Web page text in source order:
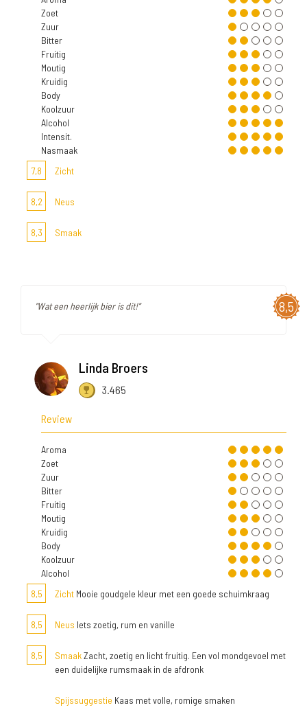
Zoet
Zuur
Bitter
Fruitig
Moutig
Kruidig
Body
Koolzuur
Alcohol
Intensit.
Nasmaak
7,8
Zicht
8,2 Neus
8,3 Smaak
8,5
"Wat een heerlijk bier is dit!"
Linda Broers
3.465
Review
Aroma
Zoet
Zuur
Bitter
Fruitig
Moutig
Kruidig
Body
Koolzuur
Alcohol
8,5
Zicht Mooie goudgele kleur met een goede schuimkraag
8,5 Neus Iets zoetig, rum en vanille
8,5 SmaakZacht, zoetig en licht fruitig. Een vol mondgevoel met
een duidelijke rumsmaak in de afdronk
Spijssuggestie Kaas met volle, romige smaken